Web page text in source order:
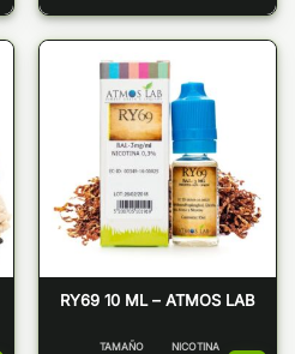
RY69 10 ML – ATMOS LAB
TAMAÑO NICOTINA